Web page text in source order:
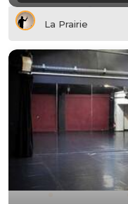
La Prairie